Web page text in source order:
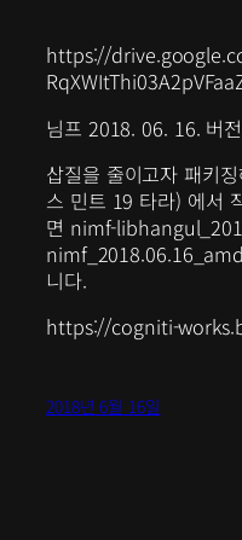
https://
님프 2018. 06. 16. 버
삽질을 줄이고자 패키
스 민트 19 타라) 에서
면 nimf-
니다.
https://cogniti-
2018년 6월 16일